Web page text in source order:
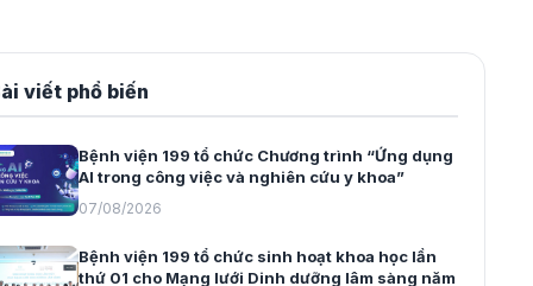
viết phổ biến
Bệnh viện 199 tổ chức Chương trình “Ứng dụng
AI trong công việc và nghiên cứu y khoa”
07/08/2026
Bệnh viện 199 tổ chức sinh hoạt khoa học lần
thứ 01 cho Mạng lưới Dinh dưỡng lâm sàng năm